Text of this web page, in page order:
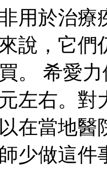
用於治療
說，它們
。 希愛
左右。
在當地醫
少做這